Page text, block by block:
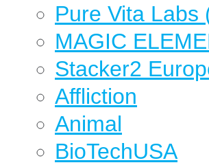
Pure Vita Labs
MAGIC
Stacker2
Affliction
Animal
BioTechUSA